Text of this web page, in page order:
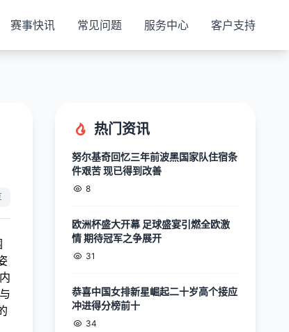
赛事快讯 常见问题 服务中心 客户支持
热门资讯
努尔基奇回忆三年前波黑国家队住宿条
件艰苦 现已得到改善
8
欧洲杯盛大开幕 足球盛宴引燃全欧激
情 期待冠军之争展开
31
恭喜中国女排新星崛起二十岁高个接应
冲进得分榜前十
34